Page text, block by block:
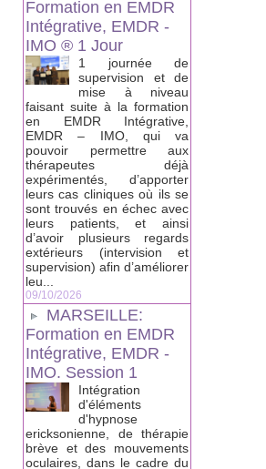
Formation en EMDR
Intégrative, EMDR -
IMO ® 1 Jour
1 journée de
supervision et de
mise à niveau
faisant suite à la formation
en EMDR Intégrative,
EMDR – IMO, qui va
pouvoir permettre aux
thérapeutes déjà
expérimentés, d’apporter
leurs cas cliniques où ils se
sont trouvés en échec avec
leurs patients, et ainsi
d’avoir plusieurs regards
extérieurs (intervision et
supervision) afin d’améliorer
leu...
09/10/2026
MARSEILLE:
Formation en EMDR
Intégrative, EMDR -
IMO. Session 1
Intégration
d'éléments
d'hypnose
ericksonienne, de thérapie
brève et des mouvements
oculaires, dans le cadre du